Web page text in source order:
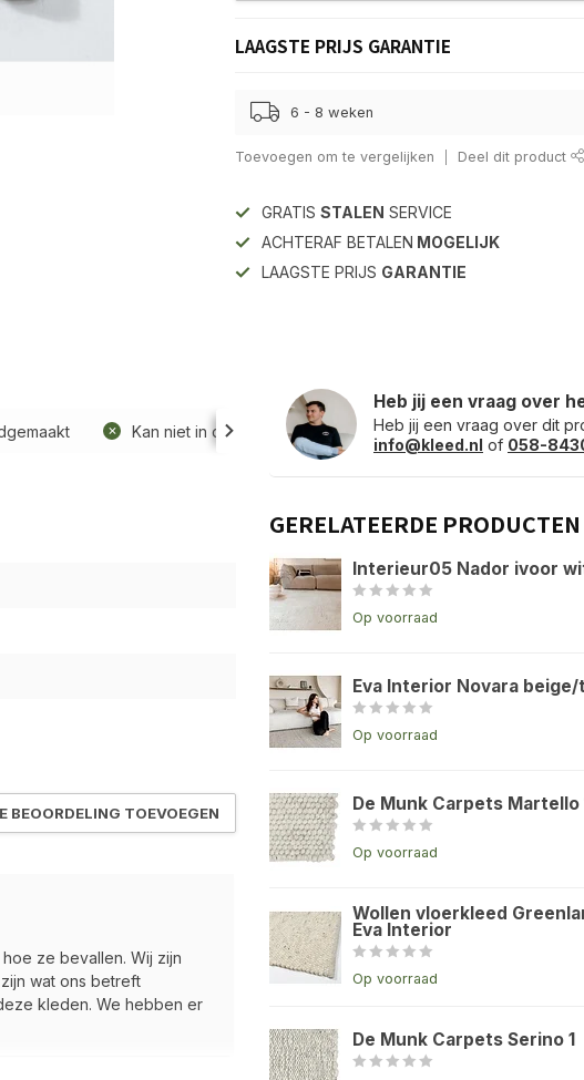
LAAGSTE PRIJS GARANTIE
6 - 8 weken
Toevoegen om te vergelijken Deel dit product
GRATISSTALEN SERVICE
ACHTERAF BETALEN MOGELIJK
LAAGSTE PRIJS GARANTIE
Kan niet in de wasmachine
BEOORDELING TOEVOEGEN
ze bevallen. Wij zijn
wat ons betreft
kleden. We hebben er
Heb jij een vraag over
Heb jij een vraag over dit
info@kleed.nl of 058-
GERELATEERDE PRODUCTEN
Interieur05 Nador ivoor
Op voorraad
Eva Interior Novara
Op voorraad
De Munk Carpets Martello
Op voorraad
Wollen vloerkleed
Eva Interior
Op voorraad
De Munk Carpets Serino 1